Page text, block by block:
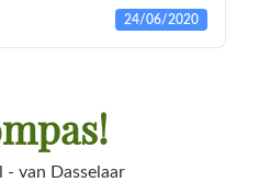
24/06/2020
- van Dasselaar